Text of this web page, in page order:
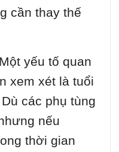
cần thay thế
Một yếu tố quan
xem xét là tuổi
các phụ tùng
nếu
thời gian